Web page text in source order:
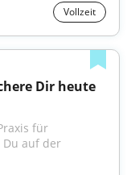
Vollzeit
Dir heute
für
Du auf der